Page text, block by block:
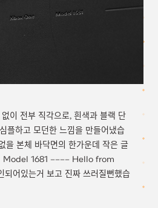
이 전부 직각으로, 흰색과 블랙 단
플하고 모던한 느낌을 만들어냈습
을 본체 바닥면의 한가운데 작은 글
1681 –––– Hello from
어있는거 보고 진짜 쓰러질뻔했습